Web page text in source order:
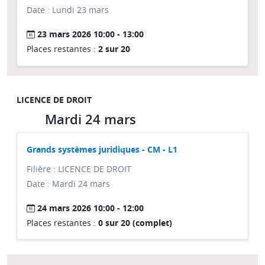
Date : Lundi 23 mars
23 mars 2026 10:00 - 13:00
Places restantes : 2 sur 20
LICENCE DE DROIT
Mardi 24 mars
Grands systèmes juridiques - CM - L1
Filière : LICENCE DE DROIT
Date : Mardi 24 mars
24 mars 2026 10:00 - 12:00
Places restantes : 0 sur 20 (complet)